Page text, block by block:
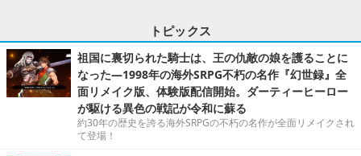
トピックス
祖国に裏切られた騎士は、王の仇敵の娘を護ることに
なった―1998年の海外SRPG不朽の名作『幻世録』全
面リメイク版、体験版配信開始。ダーティーヒーロー
が駆ける異色の戦記が令和に蘇る
約30年の歴史を誇る海外SRPGの不朽の名作が全面リメイクされ
て登場！